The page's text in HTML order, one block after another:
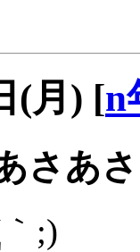
(月) [n
さあ
;)